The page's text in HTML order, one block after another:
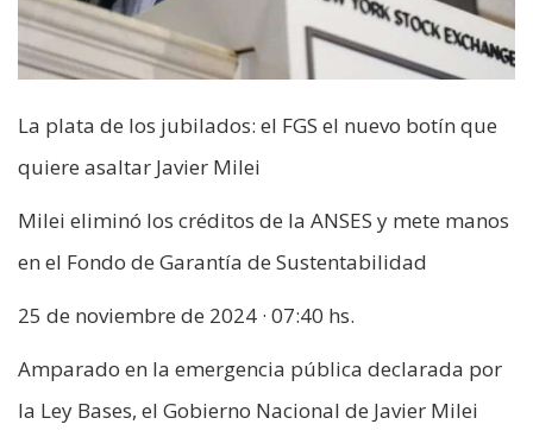
La plata de los jubilados: el FGS el nuevo botín que
quiere asaltar Javier Milei
Milei eliminó los créditos de la ANSES y mete manos
en el Fondo de Garantía de Sustentabilidad
25 de noviembre de 2024 · 07:40 hs.
Amparado en la emergencia pública declarada por
la Ley Bases, el Gobierno Nacional de Javier Milei